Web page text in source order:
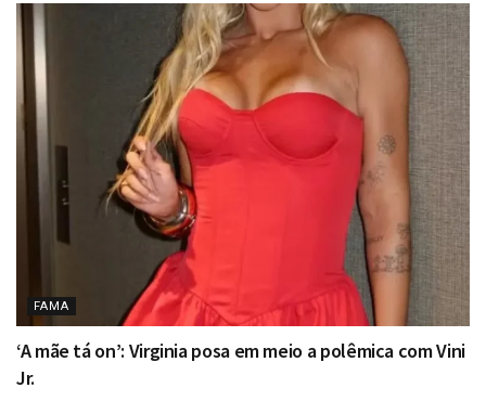
FAMA
‘A mãe tá on’: Virginia posa em meio a polêmica com Vini
Jr.